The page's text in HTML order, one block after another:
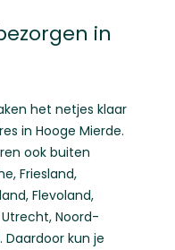
in
het netjes klaar
in Hooge Mierde.
ook buiten
, Friesland,
, Flevoland,
Utrecht, Noord-
. Daardoor kun je